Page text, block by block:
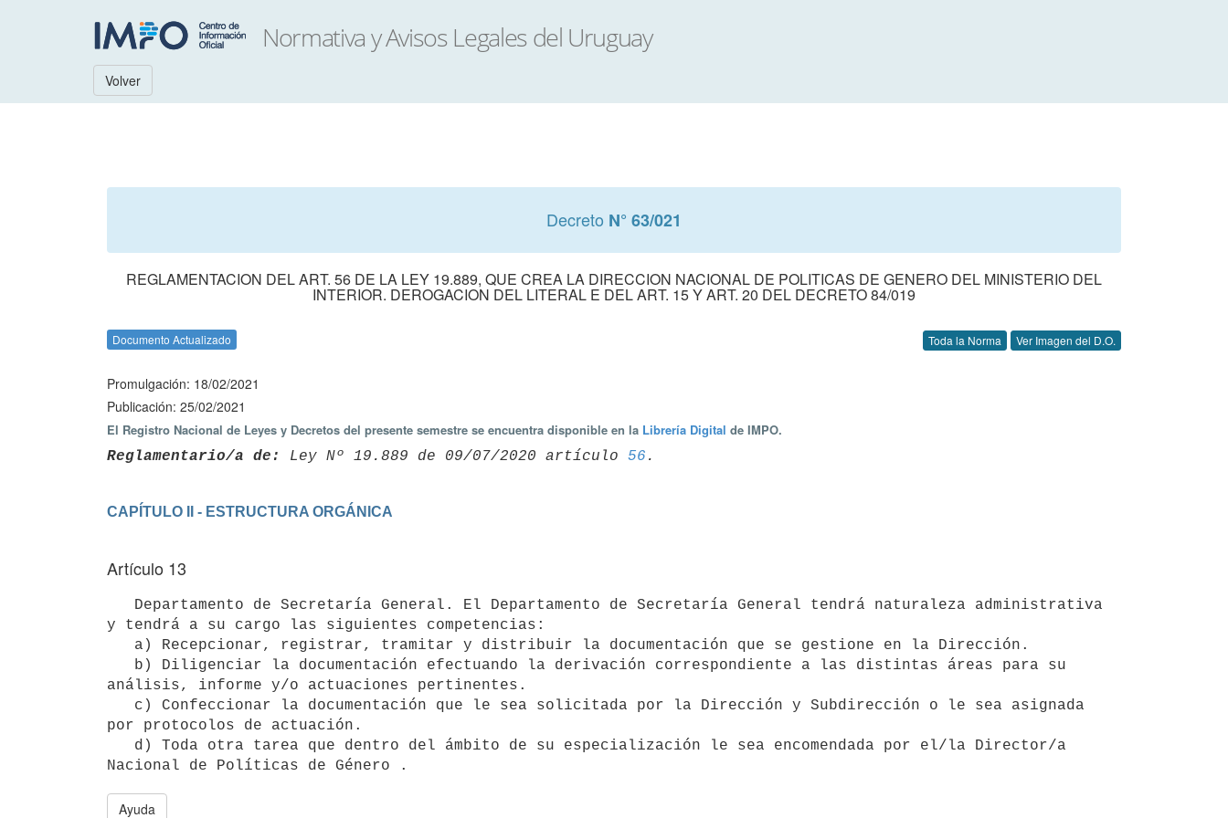
Volver
Decreto N° 63/021
REGLAMENTACION DEL ART. 56 DE LA LEY 19.889, QUE CREA LA DIRECCION NACIONAL DE POLITICAS DE GENERO DEL MINISTERIO DEL
INTERIOR. DEROGACION DEL LITERAL E DEL ART. 15 Y ART. 20 DEL DECRETO 84/019
Documento Actualizado Toda la Norma Ver Imagen del D.O.
Promulgación: 18/02/2021
Publicación: 25/02/2021
El Registro Nacional de Leyes y Decretos del presente semestre se encuentra disponible en la Librería Digital de IMPO.
Reglamentario/a de: Ley Nº 19.889 de 09/07/2020 artículo 56
Artículo 13
y tendrá a su cargo las siguientes competencias:
análisis, informe y/o actuaciones pertinentes.
por protocolos de actuación.
Ayuda